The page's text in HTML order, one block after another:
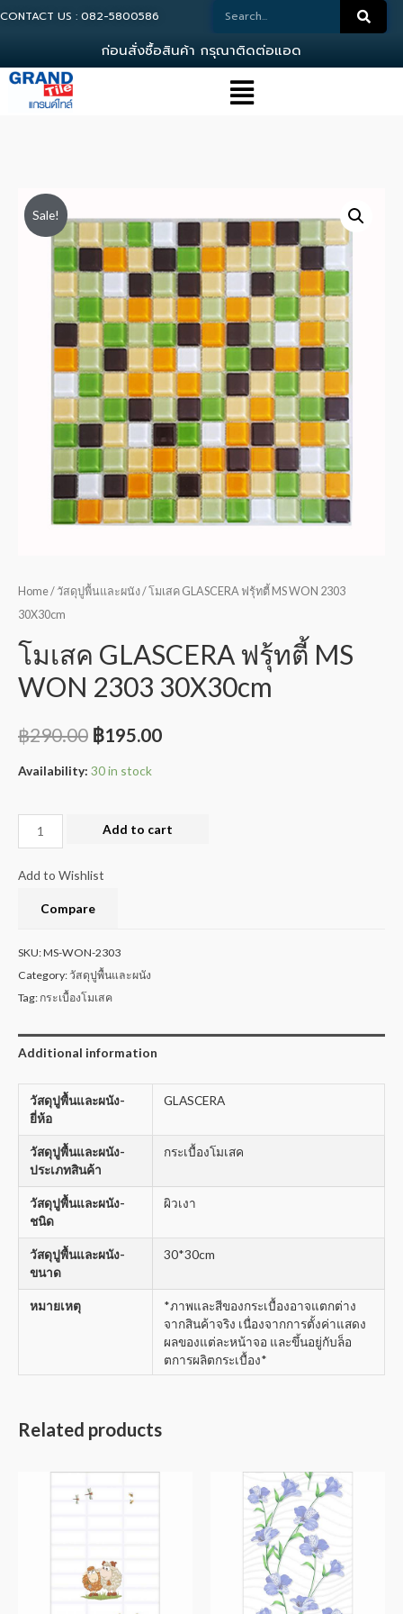
CONTACT US : 082-5800586
อนสงซอสนคา ก รณาตดตอแอดม
Sale!
Home/ วัสดุปูพื้นและผนัง/ โมเสค GLASCERA ฟรุ้ทตี้ MS WON 2303
30X30cm
โมเสค GLASCERA ฟรุ้ทตี้ MS
WON 2303 30X30cm
฿290.00 ฿195.00
Availability: 30 in stock
Add to cart
Add to Wishlist
Compare
SKU:MS-WON-2303
Category:วัสดุปูพื้นและผนัง
Tag: กระเบื้องโมเสค
Additional information
วัสดุปูพื้นและผนัง-
ยี่ห้อ
GLASCERA
วัสดุปูพื้นและผนัง-
ประเภทสินค้า
กระเบื้องโมเสค
วัสดุปูพื้นและผนัง-
ชนิด
ผิวเงา
วัสดุปูพื้นและผนัง-
ขนาด
30*30cm
หมายเหตุ
*ภาพและสีของกระเบื้องอาจแตกต่าง
จากสินค้าจริง เนื่องจากการตั้งค่าแสดง
ผลของแต่ละหน้าจอ และขึ้นอยู่กับล็อ
ตการผลิตกระเบื้อง*
Related products